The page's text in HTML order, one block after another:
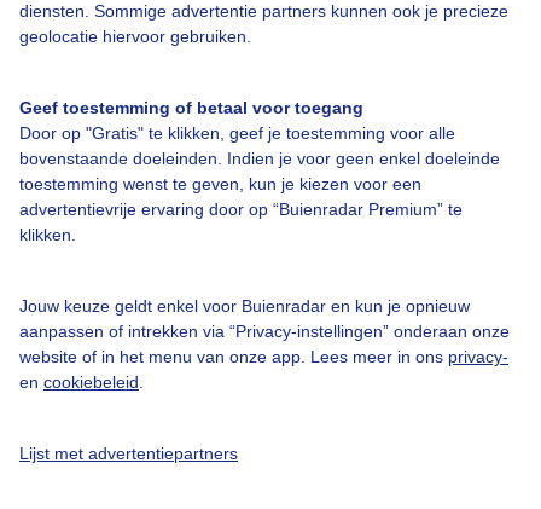
diensten. Sommige advertentie partners kunnen ook je precieze
geolocatie hiervoor gebruiken.
Geef toestemming of betaal voor toegang
Door op "Gratis" te klikken, geef je toestemming voor alle
bovenstaande doeleinden. Indien je voor geen enkel doeleinde
toestemming wenst te geven, kun je kiezen voor een
advertentievrije ervaring door op “Buienradar Premium” te
klikken.
Jouw keuze geldt enkel voor Buienradar en kun je opnieuw
aanpassen of intrekken via “Privacy-instellingen” onderaan onze
website of in het menu van onze app. Lees meer in ons privacy-
en cookiebeleid
Lijst met advertentiepartners
Contact
Toegankelijkheid
Gebruikersvoorwaarden
Buienradar Team
Privacy beleid
Cookie beleid
Gratis weerdata